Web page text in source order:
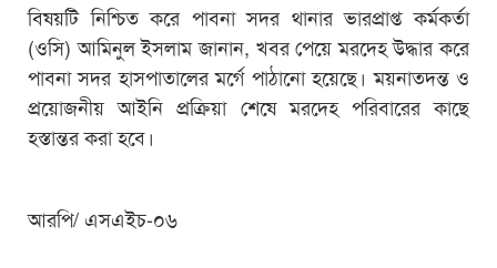
বিষয়টি নিশ্চিত করে পাবনা সদর থানার ভারপ্রাপ্ত কর্মকর্তা
(ওসি) আমিনুল ইসলাম জানান, খবর পেয়ে মরদেহ উদ্ধার করে
পাবনা সদর হাসপাতালের মর্গে পাঠানো হয়েছে। ময়নাতদন্ত ও
প্রয়োজনীয় আইনি প্রক্রিয়া শেষে মরদেহ পরিবারের কাছে
হস্তান্তর করা হবে।
আরপি/ এসএইচ-০৬